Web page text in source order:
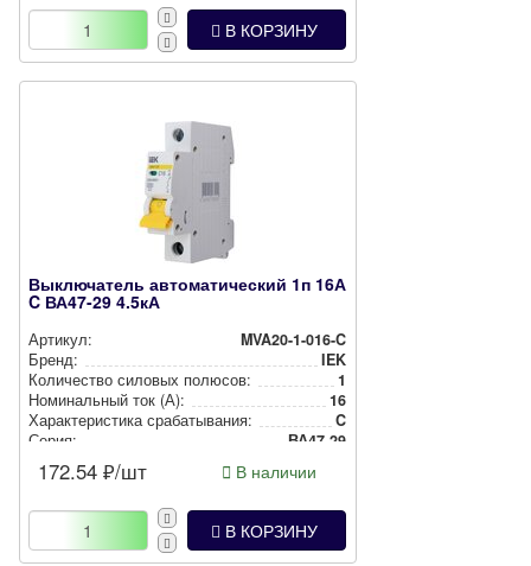
В КОРЗИНУ
Выключатель автоматический 1п 16А
C ВА47-29 4.5кА
Артикул:
MVA20-1-016-C
Бренд:
IEK
Количество силовых полюсов:
1
Номи­наль­ный ток (А):
16
Харак­те­рис­ти­ка сра­ба­ты­ва­ния:
C
Серия:
ВА47-29
172.54 ₽/шт В наличии
В КОРЗИНУ